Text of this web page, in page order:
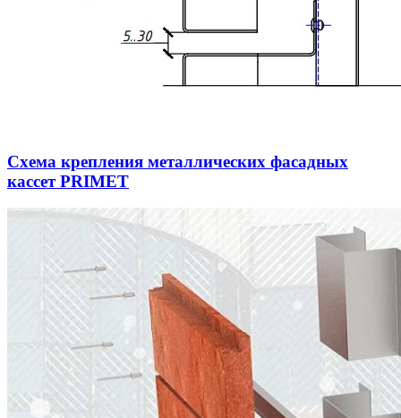
Схема крепления металлических фасадных
кассет PRIMET